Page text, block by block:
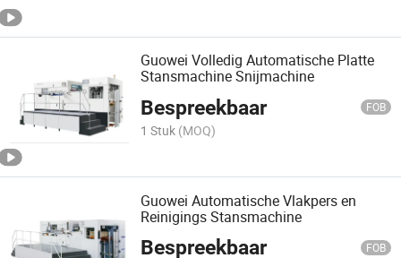
Guowei Volledig Automatische Platte
Stansmachine Snijmachine
Bespreekbaar FOB
1 Stuk (MOQ)
Guowei Automatische Vlakpers en
Reinigings Stansmachine
Bespreekbaar FOB